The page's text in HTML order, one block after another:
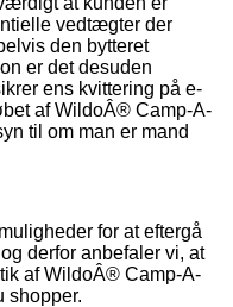
vedtægter der
den bytteret
er det desuden
ens kvittering på e-
af WildoÂ® Camp-A-
til om man er mand
for at eftergå
derfor anbefaler vi, at
af WildoÂ® Camp-A-
shopper.